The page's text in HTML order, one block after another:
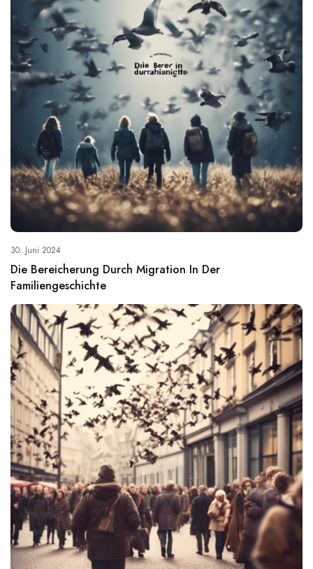
30. Juni 2024
Die Bereicherung Durch Migration In Der
Familiengeschichte